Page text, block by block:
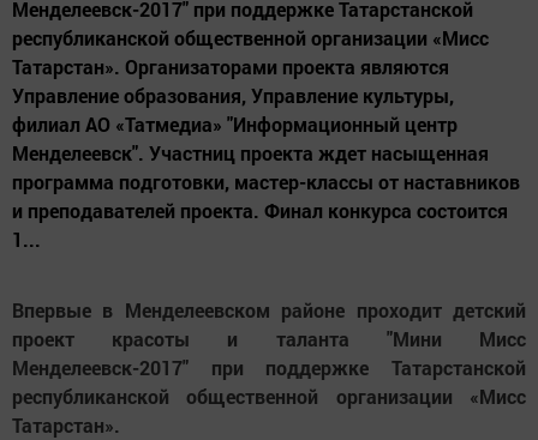
Менделеевск-2017" при поддержке Татарстанской
республиканской общественной организации «Мисс
Татарстан». Организаторами проекта являются
Управление образования, Управление культуры,
филиал АО «Татмедиа» "Информационный центр
Менделеевск". Участниц проекта ждет насыщенная
программа подготовки, мастер-классы от наставников
и преподавателей проекта. Финал конкурса состоится
1...
Впервые в Менделеевском районе проходит детский
проект красоты и таланта "Мини Мисс
Менделеевск-2017" при поддержке Татарстанской
республиканской общественной организации «Мисс
Татарстан».